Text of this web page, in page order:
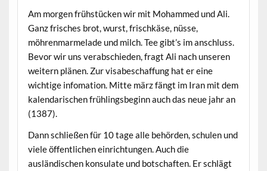
Am morgen frühstücken wir mit Mohammed und Ali.
Ganz frisches brot, wurst, frischkäse, nüsse,
möhrenmarmelade und milch. Tee gibt’s im anschluss.
Bevor wir uns verabschieden, fragt Ali nach unseren
weitern plänen. Zur visabeschaffung hat er eine
wichtige infomation. Mitte märz fängt im Iran mit dem
kalendarischen frühlingsbeginn auch das neue jahr an
(1387).
Dann schließen für 10 tage alle behörden, schulen und
viele öffentlichen einrichtungen. Auch die
ausländischen konsulate und botschaften. Er schlägt